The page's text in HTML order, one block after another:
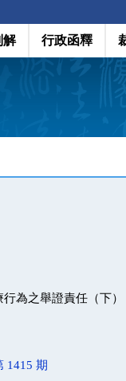
解 行政函釋
為之舉證責任（下）
1415 期